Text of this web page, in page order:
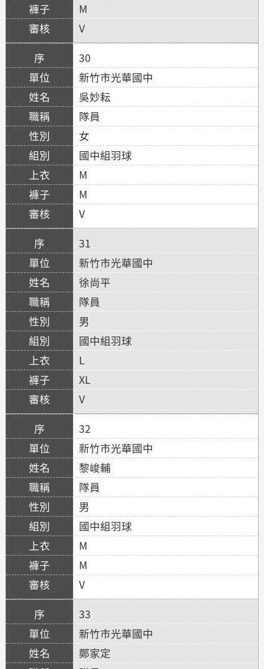
M
V
30
新竹市光華國中
吳妙耘
隊員
女
國中組羽球
M
M
V
31
新竹市光華國中
徐尚平
隊員
男
國中組羽球
L
XL
V
32
新竹市光華國中
黎峻輔
隊員
男
國中組羽球
M
M
V
33
新竹市光華國中
鄭家定